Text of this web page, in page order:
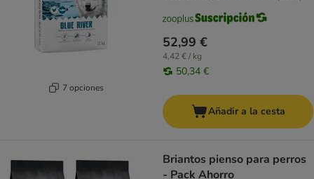
7 opciones
52,99 €
4,42 € / kg
50,34 €
Añadir a la cesta
Briantos pienso para perros
- Pack Ahorro